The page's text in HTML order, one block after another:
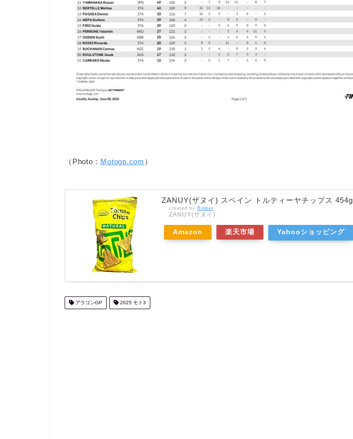
（Photo： Motogp.com ）
ZANUY(ザヌイ) スペイン トルティーヤチップス 454g
created by Rinker
ZANUY(ザヌイ)
Amazon 楽天市場 Yahooショッピング
アラゴンGP 2025 モト3